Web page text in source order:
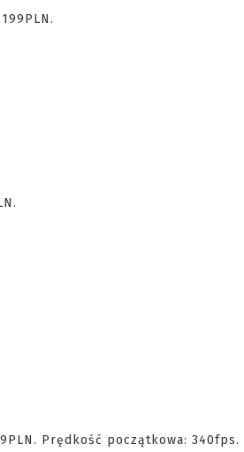
Prędkość początkowa: